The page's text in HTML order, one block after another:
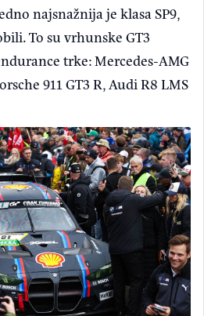
najsnažnija je klasa SP9,
To su vrhunske GT3
trke: Mercedes-AMG
911 GT3 R, Audi R8 LMS